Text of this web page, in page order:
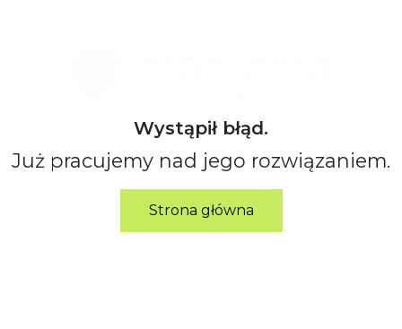
Wystąpił błąd.
Już pracujemy nad jego rozwiązaniem.
Strona główna